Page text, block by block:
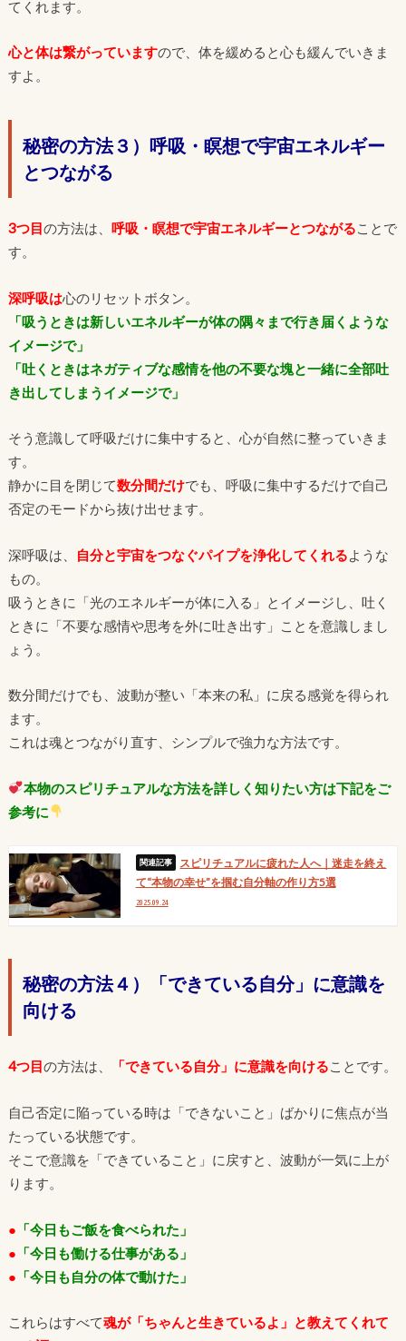
てくれます。
心と体は繋がっていますので、体を緩めると心も緩んでいきま
すよ。
秘密の方法３）呼吸・瞑想で宇宙エネルギー
とつながる
3つ目の方法は、 呼吸・瞑想で宇宙エネルギーとつながることで
す。
深呼吸は心のリセットボタン。
「吸うときは新しいエネルギーが体の隅々まで行き届くような
イメージで」
「吐くときはネガティブな感情を他の不要な塊と一緒に全部吐
き出してしまうイメージで」
そう意識して呼吸だけに集中すると、心が自然に整っていきま
す。
静かに目を閉じて数分間だけでも、呼吸に集中するだけで自己
否定のモードから抜け出せます。
深呼吸は、 自分と宇宙をつなぐパイプを浄化してくれるような
もの。
吸うときに「光のエネルギーが体に入る」とイメージし、吐く
ときに「不要な感情や思考を外に吐き出す」ことを意識しまし
ょう。
数分間だけでも、波動が整い「本来の私」に戻る感覚を得られ
ます。
これは魂とつながり直す、シンプルで強力な方法です。
本物のスピリチュアルな方法を詳しく知りたい方は下記をご
参考に
スピリチュアルに疲れた人へ｜迷走を終え
て“本物の幸せ”を掴む自分軸の作り方5選
2025.09.24
秘密の方法４）「できている自分」に意識を
向ける
4つ目 の方法は、 「できている自分」に意識を向けることです。
自己否定に陥っている時は「できないこと」ばかりに焦点が当
たっている状態です。
そこで意識を「できていること」に戻すと、波動が一気に上が
ります。
● 「今日もご飯を食べられた」
● 「今日も働ける仕事がある」
● 「今日も自分の体で動けた」
これらはすべて魂が「ちゃんと生きているよ」と教えてくれて